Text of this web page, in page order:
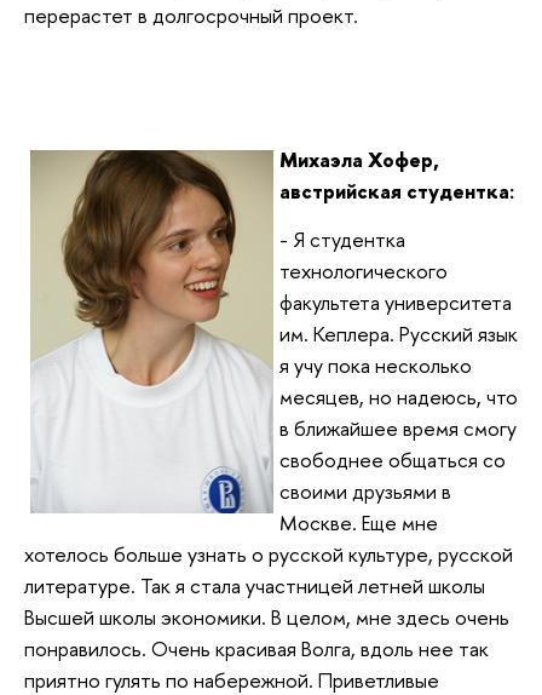
перерастет в долгосрочный проект.
Михаэла Хофер,
австрийская студентка:
- Я студентка
технологического
факультета университета
им. Кеплера. Русский язык
я учу пока несколько
месяцев, но надеюсь, что
в ближайшее время смогу
свободнее общаться со
своими друзьями в
Москве. Еще мне
хотелось больше узнать о русской культуре, русской
литературе. Так я стала участницей летней школы
Высшей школы экономики. В целом, мне здесь очень
понравилось. Очень красивая Волга, вдоль нее так
приятно гулять по набережной. Приветливые